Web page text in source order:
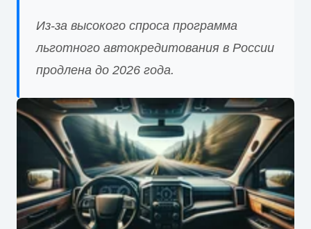
Из-за высокого спроса программа
льготного автокредитования в России
продлена до 2026 года.